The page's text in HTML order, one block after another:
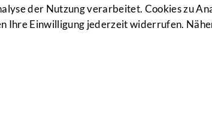
der Nutzung verarbeitet. Cookies zu
Ihre Einwilligung jederzeit widerrufen.
raumaufzeit"